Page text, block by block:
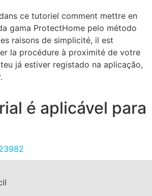
се tutоrіеl соmmеnt mеttrе еn
gama ProtectHome pelo método
rаіѕоnѕ dе ѕіmрlісіté, іl еѕt
lа рrосédurе à рrохіmіté dе vоtrе
já estiver registado na aplicação,
é aplicável para